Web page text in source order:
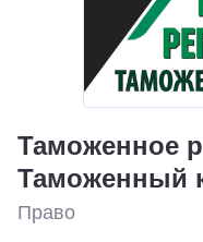
Таможенное
Таможенный
Право